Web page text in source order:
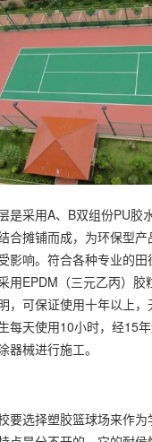
是采用A、B双组份PU胶
合摊铺而成，为环保型
影响。符合各种专业的
用EPDM（三元乙丙）胶
，可保证使用十年以上
每天使用10小时，经15年
器械进行施工。
要选择塑胶篮球场来作为